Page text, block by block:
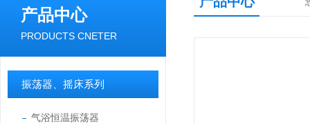
产品中心
PRODUCTS CNETER
振荡器、摇床系列
气浴恒温振荡器